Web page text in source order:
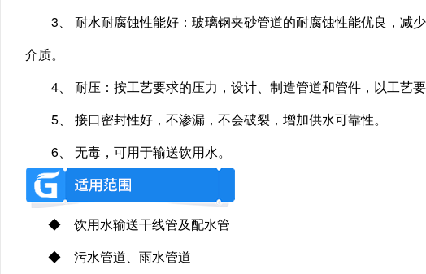
3、 耐水耐腐蚀性能好：玻璃钢夹砂管道的耐腐蚀性能优良，减
介质。
4、 耐压：按工艺要求的压力，设计、制造管道和管件，以工艺要
5、 接口密封性好，不渗漏，不会破裂，增加供水可靠性。
6、 无毒，可用于输送饮用水。
◆ 饮用水输送干线管及配水管
◆ 污水管道、雨水管道